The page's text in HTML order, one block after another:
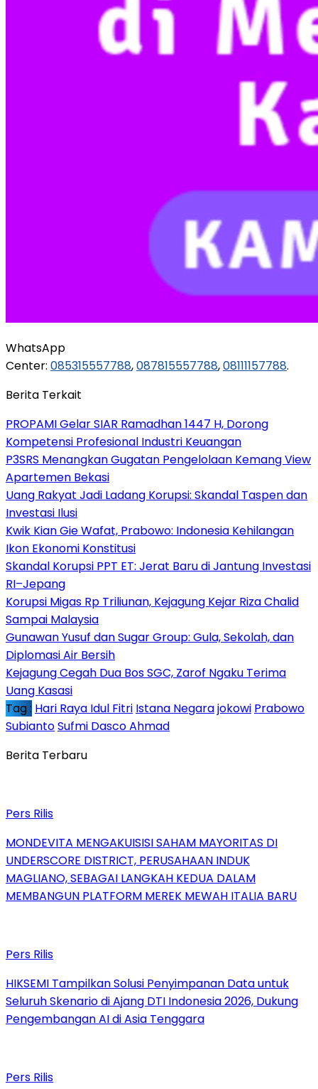
WhatsApp
Center: 085315557788,087815557788,08111157788.
Berita Terkait
PROPAMI Gelar SIAR Ramadhan 1447 H, Dorong
Kompetensi Profesional Industri Keuangan
P3SRS Menangkan Gugatan Pengelolaan Kemang View
Apartemen Bekasi
Uang Rakyat Jadi Ladang Korupsi: Skandal Taspen dan
Investasi Ilusi
Kwik Kian Gie Wafat, Prabowo: Indonesia Kehilangan
Ikon Ekonomi Konstitusi
Skandal Korupsi PPT ET: Jerat Baru di Jantung Investasi
RI–Jepang
Korupsi Migas Rp Triliunan, Kejagung Kejar Riza Chalid
Sampai Malaysia
Gunawan Yusuf dan Sugar Group: Gula, Sekolah, dan
Diplomasi Air Bersih
Kejagung Cegah Dua Bos SGC, Zarof Ngaku Terima
Uang Kasasi
Tag : Hari Raya Idul Fitri Istana Negarajokowi Prabowo
SubiantoSufmi Dasco Ahmad
Berita Terbaru
Pers Rilis
MONDEVITA MENGAKUISISI SAHAM MAYORITAS DI
UNDERSCORE DISTRICT, PERUSAHAAN INDUK
MAGLIANO, SEBAGAI LANGKAH KEDUA DALAM
MEMBANGUN PLATFORM MEREK MEWAH ITALIA BARU
Pers Rilis
HIKSEMI Tampilkan Solusi Penyimpanan Data untuk
Seluruh Skenario di Ajang DTI Indonesia 2026, Dukung
Pengembangan AI di Asia Tenggara
Pers Rilis